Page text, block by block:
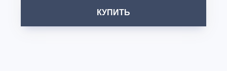
КУПИТЬ